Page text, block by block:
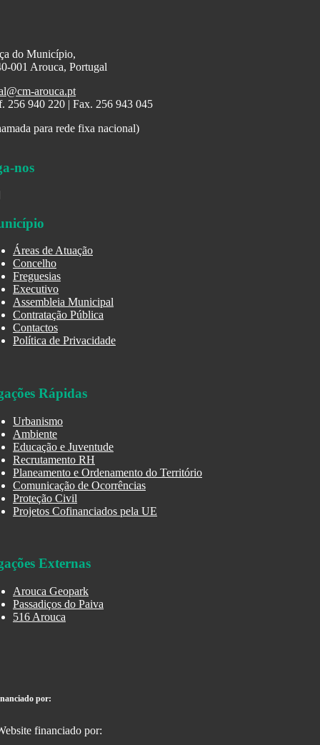
do Município,
001 Arouca, Portugal
arouca.pt
256 940 220 | Fax. 256 943 045
para rede fixa nacional)
nos
Áreas de Atuação
Concelho
Freguesias
Executivo
Assembleia Municipal
Contratação Pública
Contactos
Política de Privacidade
Rápidas
Urbanismo
Ambiente
Educação e Juventude
Recrutamento RH
Planeamento e Ordenamento do Território
Comunicação de Ocorrências
Proteção Civil
Projetos Cofinanciados pela UE
Externas
Arouca Geopark
Passadiços do Paiva
516 Arouca
por: